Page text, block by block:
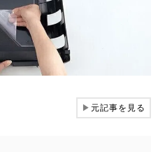
▶元記事を見る